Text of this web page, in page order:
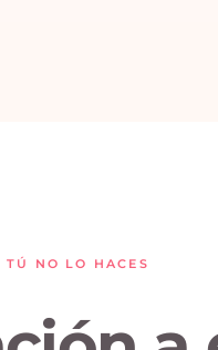
NO LO HACES